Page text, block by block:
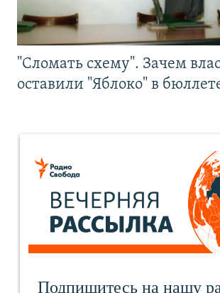
"Сломать схему". Зачем
оставили "Яблоко" в